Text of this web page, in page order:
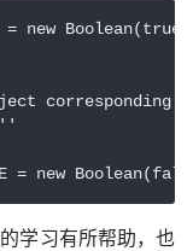
new
学习有所帮助，也